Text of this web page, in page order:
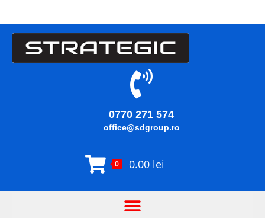
0770 271 574
office@sdgroup.ro
0 0.00 lei